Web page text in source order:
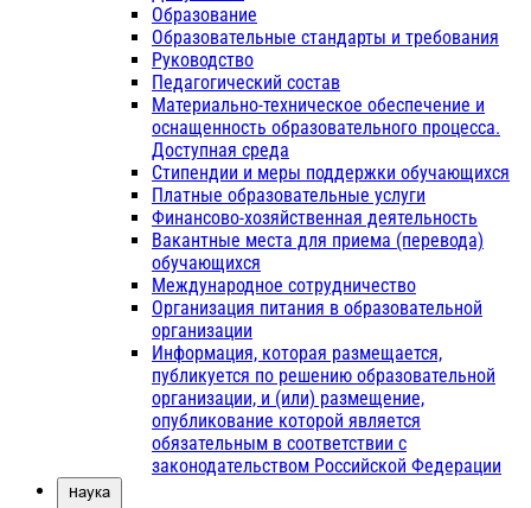
Образование
Образовательные стандарты и требования
Руководство
Педагогический состав
Материально-техническое обеспечение и
оснащенность образовательного процесса.
Доступная среда
Стипендии и меры поддержки обучающихся
Платные образовательные услуги
Финансово-хозяйственная деятельность
Вакантные места для приема (перевода)
обучающихся
Международное сотрудничество
Организация питания в образовательной
организации
Информация, которая размещается,
публикуется по решению образовательной
организации, и (или) размещение,
опубликование которой является
обязательным в соответствии с
законодательством Российской Федерации
Наука